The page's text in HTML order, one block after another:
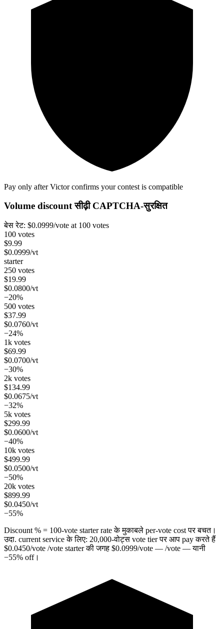
Pay only after Victor confirms your contest is compatible
Volume discount सीढ़ीCAPTCHA-सुरक्षित
बेस रेट: $0.0999/vote at 100 votes
100 votes
$9.99
$0.0999/vt
starter
250 votes
$19.99
$0.0800/vt
−20%
500 votes
$37.99
$0.0760/vt
−24%
1k votes
$69.99
$0.0700/vt
−30%
2k votes
$134.99
$0.0675/vt
−32%
5k votes
$299.99
$0.0600/vt
−40%
10k votes
$499.99
$0.0500/vt
−50%
20k votes
$899.99
$0.0450/vt
−55%
Discount % = 100-vote starter rate के मुकाबले per-vote cost पर बचत।
उदा. current service के लिए: 20,000-वोट्स vote tier पर आप pay करते हैं
$0.0450/vote /vote starter की जगह $0.0999/vote — /vote — यानी
−55% off।